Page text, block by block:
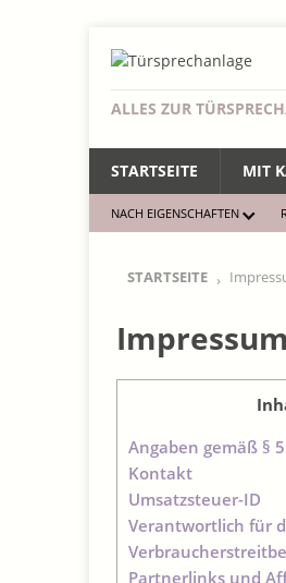
ALLES ZUR
STARTSEITE MIT
NACH EIGENSCHAFTEN
STARTSEITE
Impressum
Angaben gemäß § 5
Kontakt
Umsatzsteuer-ID
Verantwortlich für
Partnerlinks und